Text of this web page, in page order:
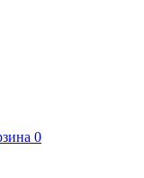
0